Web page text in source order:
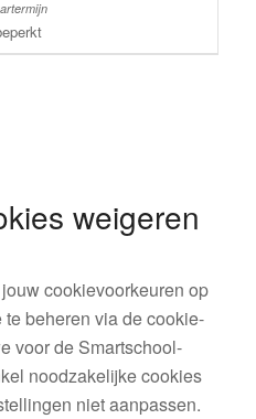
weigeren
cookievoorkeuren op
beheren via de cookie-
voor de Smartschool-
noodzakelijke cookies
niet aanpassen.